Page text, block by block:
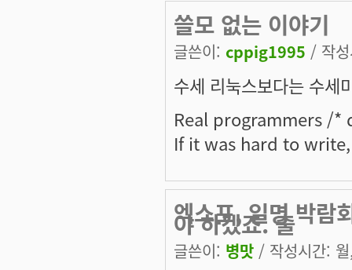
쓸모 없는 이야기
글쓴이: cppig1995 / 작
수세 리눅스보다는 수세
Real programmers /
If it was hard to
엑스포, 일명 박람
야 하겠죠. 출
글쓴이: 병맛 / 작성시간: